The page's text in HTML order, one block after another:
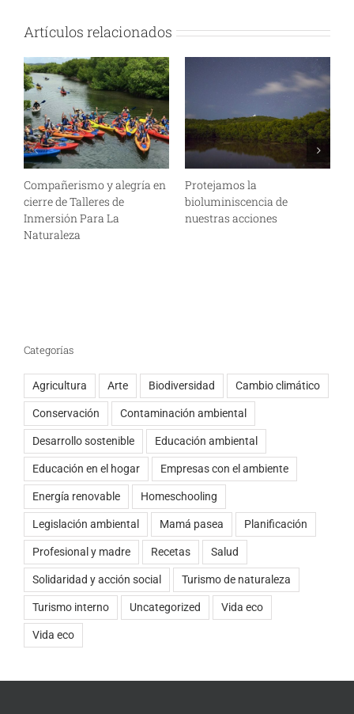
Artículos relacionados
Compañerismo y alegría en
cierre de Talleres de
Inmersión Para La
Naturaleza
Protejamos la
bioluminiscencia de
nuestras acciones
Categorías
Agricultura Arte Biodiversidad Cambio climático
Conservación Contaminación ambiental
Desarrollo sostenible Educación ambiental
Educación en el hogar Empresas con el ambiente
Energía renovable Homeschooling
Legislación ambiental Mamá pasea Planificación
Profesional y madre Recetas Salud
Solidaridad y acción social Turismo de naturaleza
Turismo interno Uncategorized Vida eco
Vida eco